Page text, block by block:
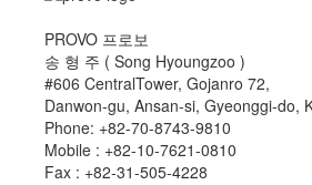
PROVO 프로보
송 형 주 ( Song Hyoungzoo )
#606 CentralTower, Gojanro 72,
Danwon-gu, Ansan-si, Gyeonggi-do,
Phone: +82-70-8743-9810
Mobile : +82-10-7621-0810
Fax : +82-31-505-4228